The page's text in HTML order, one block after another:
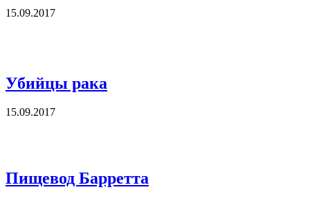
15.09.2017
Убийцы рака
15.09.2017
Пищевод Барретта